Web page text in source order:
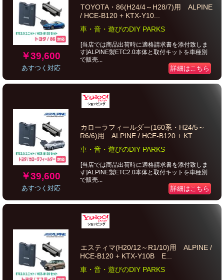
￥39,600
あすつく対応
TOYOTA・86(H24/4～H28/7)用 ALPINE
/ HCE-B120 + KTX-Y10...
車・音・遊びのDIY PARKS
[当店では商品出荷時に適格請求書を添付致しま
す]ALPINE製ETC2.0本体と取付キットを車種別
で販売...
詳細はこちら
￥39,600
あすつく対応
カローラフィールダー(160系・H24/5～
R6/6)用 ALPINE / HCE-B120 + KT...
車・音・遊びのDIY PARKS
[当店では商品出荷時に適格請求書を添付致しま
す]ALPINE製ETC2.0本体と取付キットを車種別
で販売...
詳細はこちら
エスティマ(H20/12～R1/10)用 ALPINE /
HCE-B120 + KTX-Y10B E...
車・音・遊びのDIY PARKS